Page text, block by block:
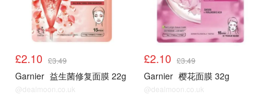
£2.10 £3.49
Garnier 益生菌修复面膜 22g
@dealmoon.co.uk
£2.10 £3.49
Garnier 樱花面膜 32g
@dealmoon.co.uk